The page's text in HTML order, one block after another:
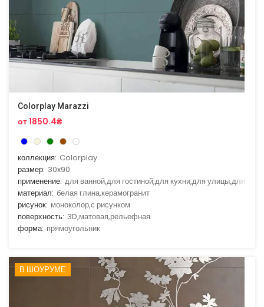
Colorplay Marazzi
от 1850.4₴
коллекция: Colorplay
размер: 30x90
применение: для ванной,для гостиной,для кухни,для улицы,для
материал: белая глина,керамогранит
рисунок: моноколор,с рисунком
поверхность: 3D,матовая,рельефная
форма: прямоугольник
В ШОУРУМЕ